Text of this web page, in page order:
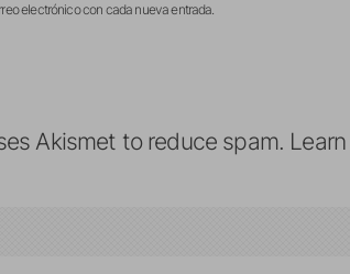
electrónico con cada nueva entrada.
Akismet to reduce spam.